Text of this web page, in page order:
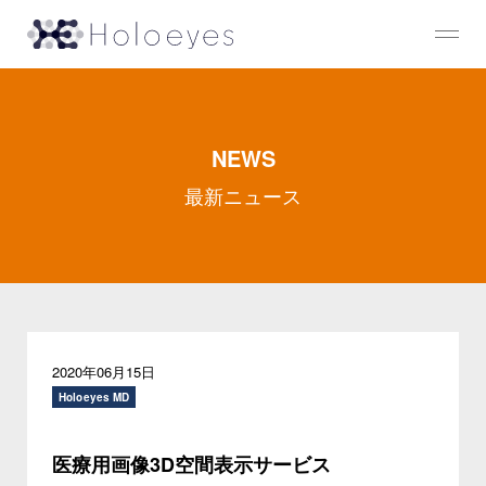
NEWS
最新ニュース
2020年06月15日
Holoeyes MD
医療用画像3D空間表示サービス